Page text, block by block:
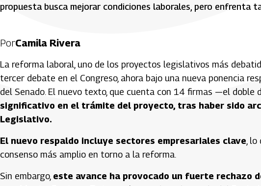
propuesta busca mejorar condiciones laborales, pero enfrenta
PorCamila Rivera
La reforma laboral, uno de los proyectos legislativos más
tercer debate en el Congreso, ahora bajo una nueva ponencia
del Senado. El nuevo texto, que cuenta con 14 firmas —el doble
significativo en el trámite del proyecto, tras haber sido
Legislativo.
El nuevo respaldo incluye sectores empresariales clave ,
consenso más amplio en torno a la reforma.
Sin embargo, este avance ha provocado un fuerte rechazo